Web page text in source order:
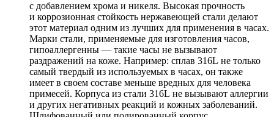
с добавлением хрома и никеля. Высокая прочность
и коррозионная стойкость нержавеющей стали делают
этот материал одним из лучших для применения в часах.
Марки стали, применяемые для изготовления часов,
гипоаллергенны — такие часы не вызывают
раздражений на коже. Например: сплав 316L не только
самый твердый из используемых в часах, он также
имеет в своем составе меньше вредных для человека
примесей. Корпуса из стали 316L не вызывают аллергии
и других негативных реакций и кожных заболеваний.